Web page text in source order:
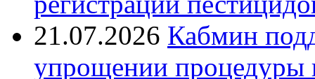
21.07.2026 Кабмин
упрощении процедуры